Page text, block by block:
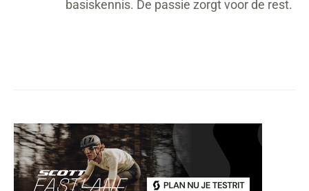
basiskennis. De passie zorgt voor de rest.